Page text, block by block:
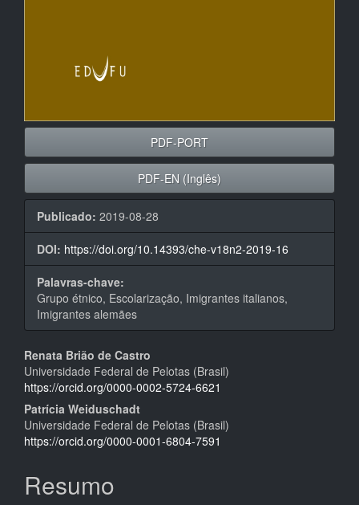
PDF-PORT
PDF-EN (Inglês)
Publicado: 2019-08-28
DOI: https://doi.org/10.14393/che-v18n2-2019-16
Palavras-chave:
Grupo étnico, Escolarização, Imigrantes italianos,
Imigrantes alemães
Conteúdo
do
artigo
principal
Renata Brião de Castro
Universidade Federal de Pelotas (Brasil)
https://orcid.org/0000-0002-5724-6621
Patrícia Weiduschadt
Universidade Federal de Pelotas (Brasil)
https://orcid.org/0000-0001-6804-7591
Resumo